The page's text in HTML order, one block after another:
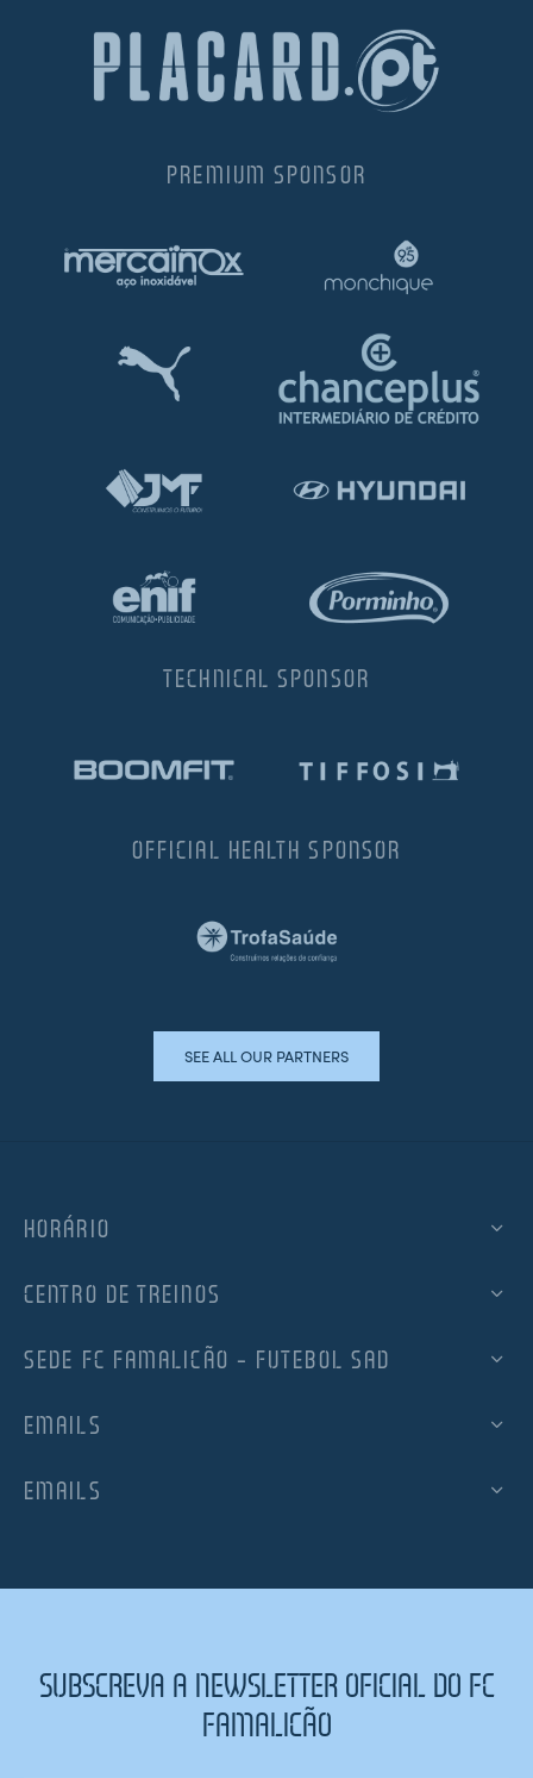
PREMIUM SPONSOR
TECHNICAL SPONSOR
OFFICIAL HEALTH SPONSOR
SEE ALL OUR PARTNERS
HORÁRIO
CENTRO DE TREINOS
SEDE FC FAMALICÃO – FUTEBOL SAD
EMAILS
EMAILS
SUBSCREVA A NEWSLETTER OFICIAL DO FC
FAMALICÃO